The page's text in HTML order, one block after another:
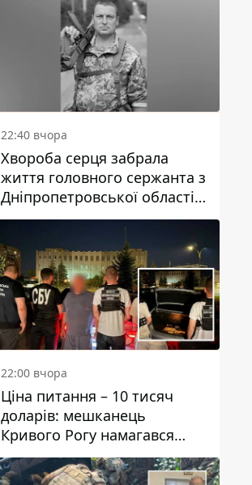
22:40 вчора
Хвороба серця забрала
життя головного сержанта з
Дніпропетровської області
Юрія Свистуна
22:00 вчора
Ціна питання – 10 тисяч
доларів: мешканець
Кривого Рогу намагався
переправити чоловіка до
Словаччини